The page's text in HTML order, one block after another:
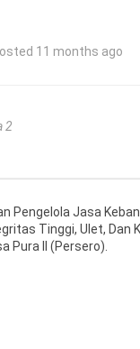
11 months ago
2
Pengelola Jasa
Tinggi, Ulet, Dan
Pura II (Persero).